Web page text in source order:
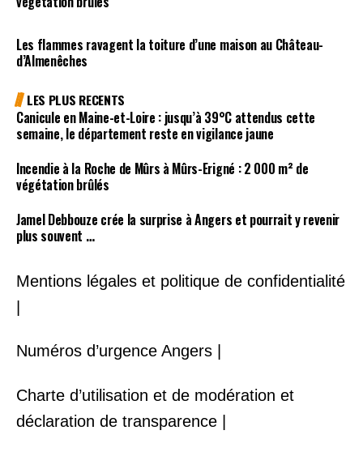
Les flammes ravagent la toiture d’une maison au Château-
d’Almenêches
LES PLUS RECENTS
Canicule en Maine-et-Loire : jusqu’à 39°C attendus cette
semaine, le département reste en vigilance jaune
Incendie à la Roche de Mûrs à Mûrs-Erigné : 2 000 m² de
végétation brûlés
Jamel Debbouze crée la surprise à Angers et pourrait y revenir
plus souvent …
Mentions légales et politique de confidentialité
|
Numéros d’urgence Angers |
Charte d’utilisation et de modération et
déclaration de transparence |